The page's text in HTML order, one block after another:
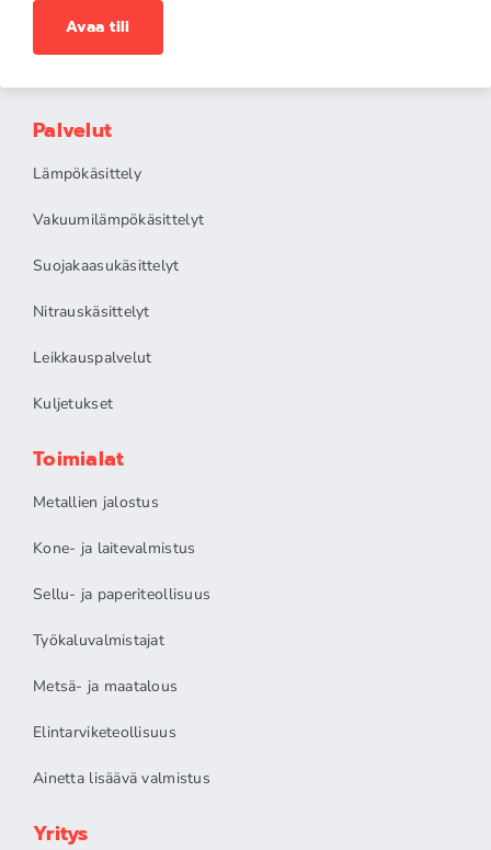
Avaa tili
Palvelut
Lämpökäsittely
Vakuumilämpökäsittelyt
Suojakaasukäsittelyt
Nitrauskäsittelyt
Leikkauspalvelut
Kuljetukset
Toimialat
Metallien jalostus
Kone- ja laitevalmistus
Sellu- ja paperiteollisuus
Työkaluvalmistajat
Metsä- ja maatalous
Elintarviketeollisuus
Ainetta lisäävä valmistus
Yritys